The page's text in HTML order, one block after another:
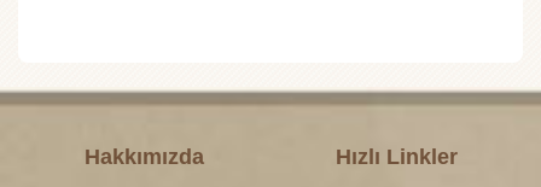
Hakkımızda Hızlı Linkler